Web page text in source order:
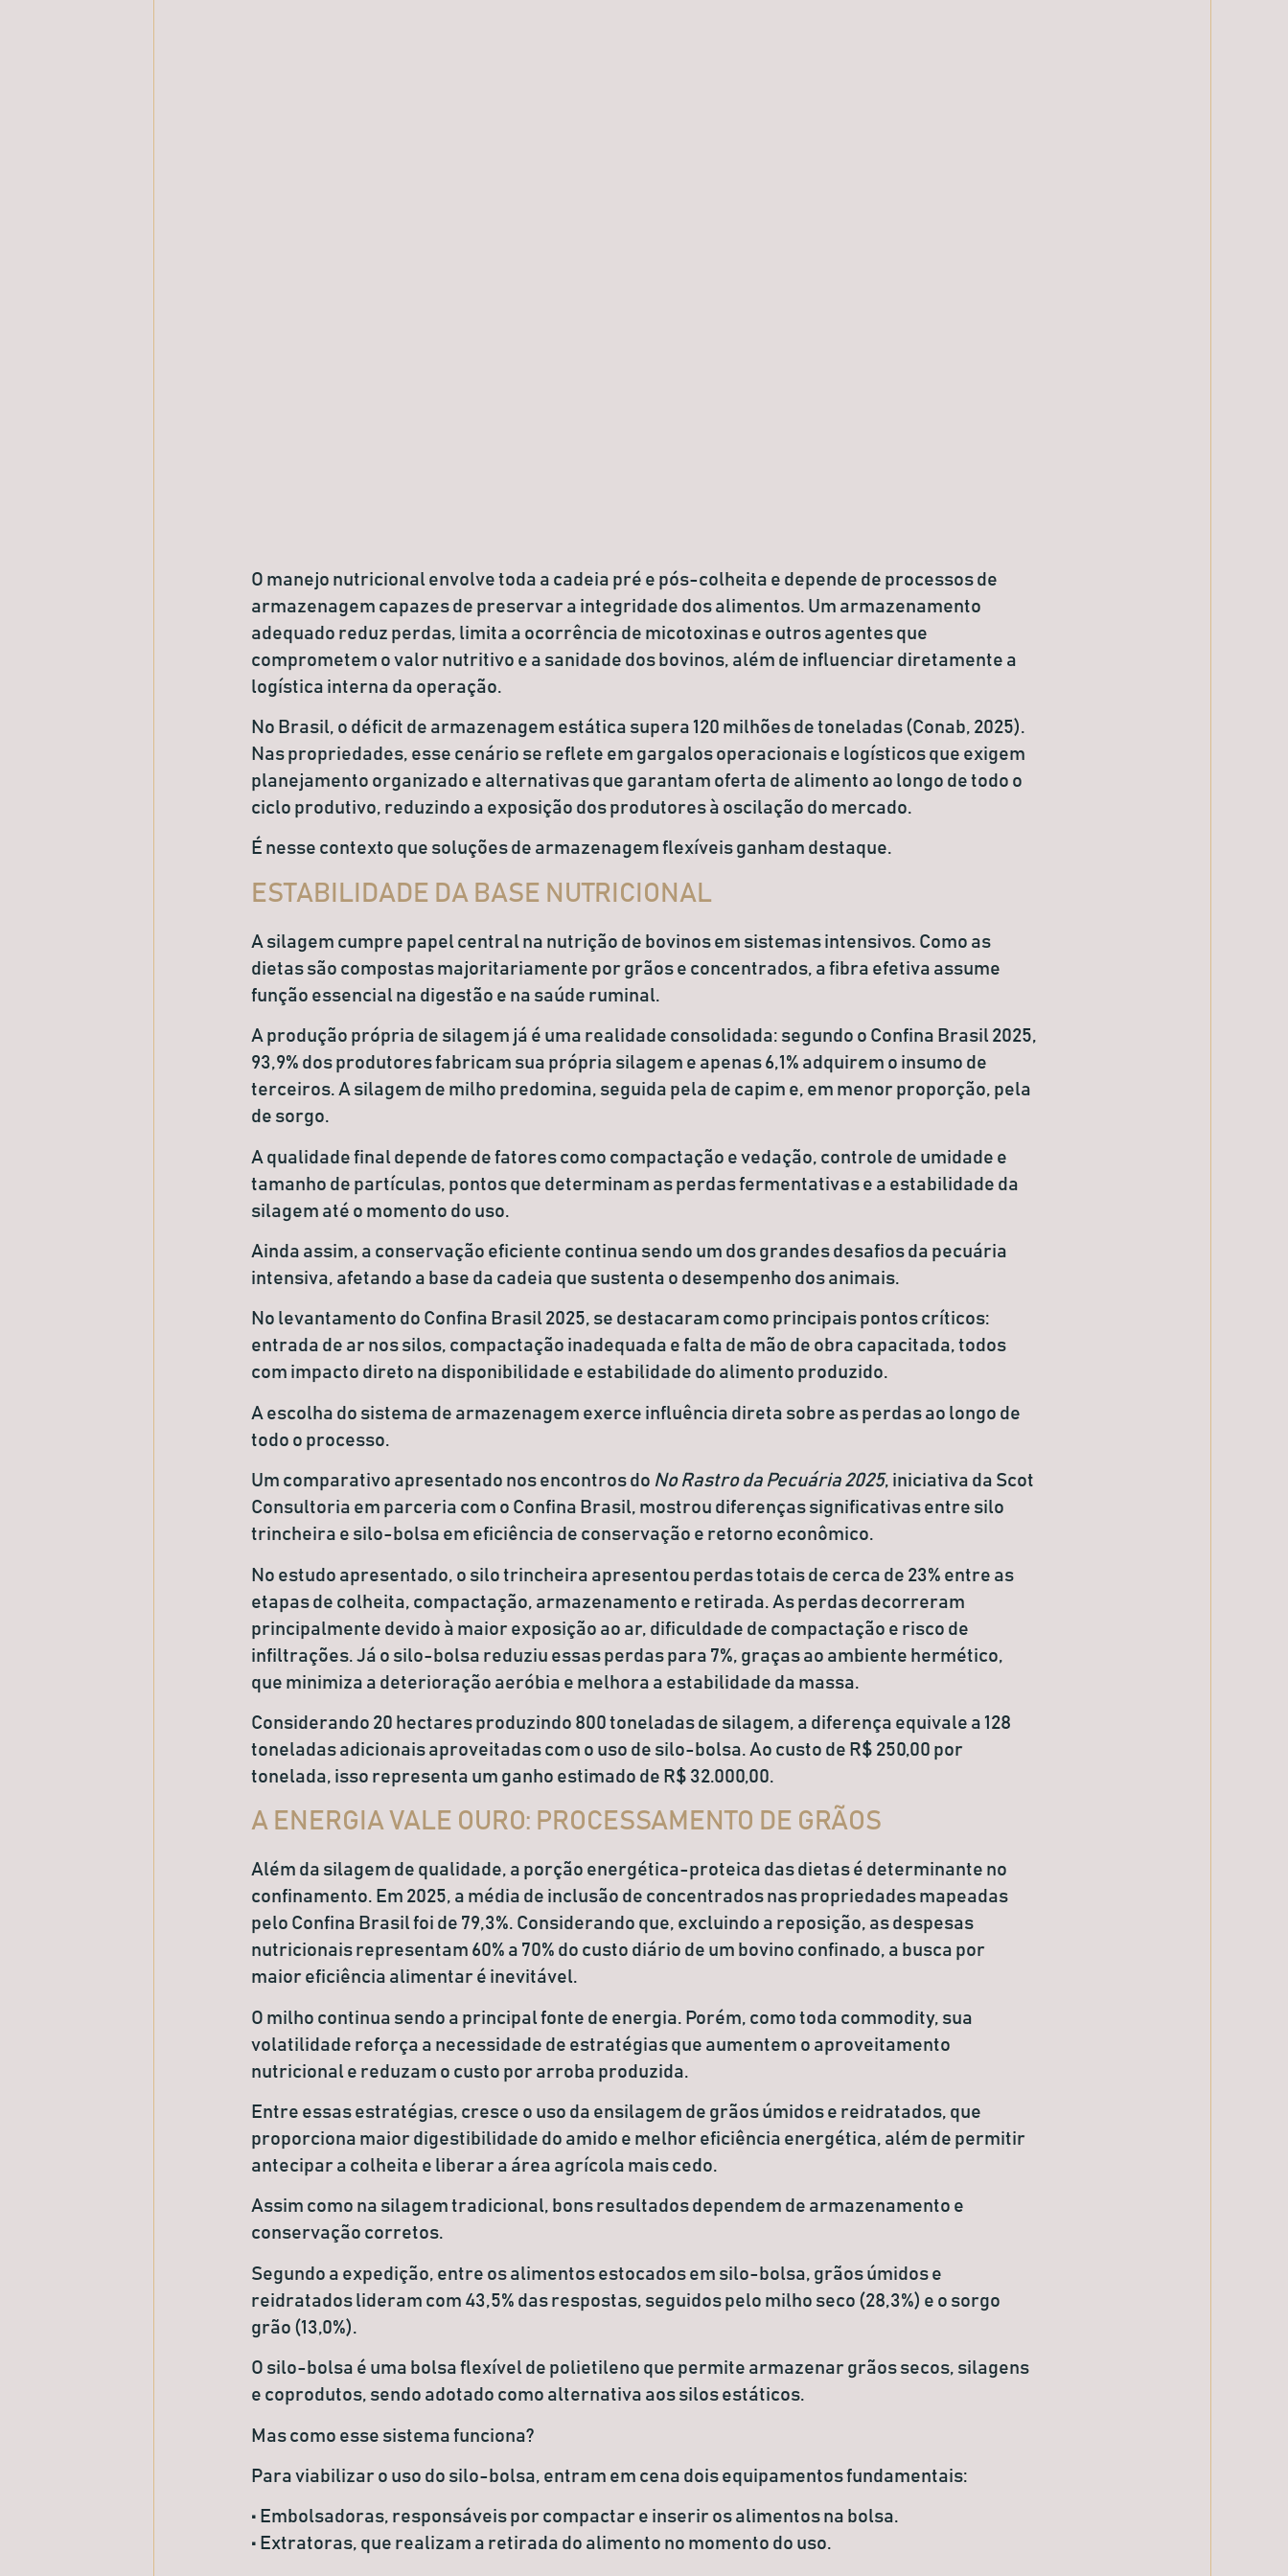
O manejo nutricional envolve toda a cadeia pré e pós-colheita e depende de processos de
armazenagem capazes de preservar a integridade dos alimentos. Um armazenamento
adequado reduz perdas, limita a ocorrência de micotoxinas e outros agentes que
comprometem o valor nutritivo e a sanidade dos bovinos, além de influenciar diretamente a
logística interna da operação.
No Brasil, o déficit de armazenagem estática supera 120 milhões de toneladas (Conab, 2025).
Nas propriedades, esse cenário se reflete em gargalos operacionais e logísticos que exigem
planejamento organizado e alternativas que garantam oferta de alimento ao longo de todo o
ciclo produtivo, reduzindo a exposição dos produtores à oscilação do mercado.
É nesse contexto que soluções de armazenagem flexíveis ganham destaque.
ESTABILIDADE DA BASE NUTRICIONAL
A silagem cumpre papel central na nutrição de bovinos em sistemas intensivos. Como as
dietas são compostas majoritariamente por grãos e concentrados, a fibra efetiva assume
função essencial na digestão e na saúde ruminal.
A produção própria de silagem já é uma realidade consolidada: segundo o Confina Brasil 2025,
93,9% dos produtores fabricam sua própria silagem e apenas 6,1% adquirem o insumo de
terceiros. A silagem de milho predomina, seguida pela de capim e, em menor proporção, pela
de sorgo.
A qualidade final depende de fatores como compactação e vedação, controle de umidade e
tamanho de partículas, pontos que determinam as perdas fermentativas e a estabilidade da
silagem até o momento do uso.
Ainda assim, a conservação eficiente continua sendo um dos grandes desafios da pecuária
intensiva, afetando a base da cadeia que sustenta o desempenho dos animais.
No levantamento do Confina Brasil 2025, se destacaram como principais pontos críticos:
entrada de ar nos silos, compactação inadequada e falta de mão de obra capacitada, todos
com impacto direto na disponibilidade e estabilidade do alimento produzido.
A escolha do sistema de armazenagem exerce influência direta sobre as perdas ao longo de
todo o processo.
Um comparativo apresentado nos encontros do No Rastro da Pecuária 2025, iniciativa da Scot
Consultoria em parceria com o Confina Brasil, mostrou diferenças significativas entre silo
trincheira e silo-bolsa em eficiência de conservação e retorno econômico.
No estudo apresentado, o silo trincheira apresentou perdas totais de cerca de 23% entre as
etapas de colheita, compactação, armazenamento e retirada. As perdas decorreram
principalmente devido à maior exposição ao ar, dificuldade de compactação e risco de
infiltrações. Já o silo-bolsa reduziu essas perdas para 7%, graças ao ambiente hermético,
que minimiza a deterioração aeróbia e melhora a estabilidade da massa.
Considerando 20 hectares produzindo 800 toneladas de silagem, a diferença equivale a 128
toneladas adicionais aproveitadas com o uso de silo-bolsa. Ao custo de R$ 250,00 por
tonelada, isso representa um ganho estimado de R$ 32.000,00.
A ENERGIA VALE OURO: PROCESSAMENTO DE GRÃOS
Além da silagem de qualidade, a porção energética-proteica das dietas é determinante no
confinamento. Em 2025, a média de inclusão de concentrados nas propriedades mapeadas
pelo Confina Brasil foi de 79,3%. Considerando que, excluindo a reposição, as despesas
nutricionais representam 60% a 70% do custo diário de um bovino confinado, a busca por
maior eficiência alimentar é inevitável.
O milho continua sendo a principal fonte de energia. Porém, como toda commodity, sua
volatilidade reforça a necessidade de estratégias que aumentem o aproveitamento
nutricional e reduzam o custo por arroba produzida.
Entre essas estratégias, cresce o uso da ensilagem de grãos úmidos e reidratados, que
proporciona maior digestibilidade do amido e melhor eficiência energética, além de permitir
antecipar a colheita e liberar a área agrícola mais cedo.
Assim como na silagem tradicional, bons resultados dependem de armazenamento e
conservação corretos.
Segundo a expedição, entre os alimentos estocados em silo-bolsa, grãos úmidos e
reidratados lideram com 43,5% das respostas, seguidos pelo milho seco (28,3%) e o sorgo
grão (13,0%).
O silo-bolsa é uma bolsa flexível de polietileno que permite armazenar grãos secos, silagens
e coprodutos, sendo adotado como alternativa aos silos estáticos.
Mas como esse sistema funciona?
Para viabilizar o uso do silo-bolsa, entram em cena dois equipamentos fundamentais:
• Embolsadoras, responsáveis por compactar e inserir os alimentos na bolsa.
• Extratoras, que realizam a retirada do alimento no momento do uso.